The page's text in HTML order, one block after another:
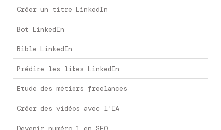
Créer un titre LinkedIn
Bot LinkedIn
Bible LinkedIn
Prédire les likes LinkedIn
Etude des métiers freelances
Créer des vidéos avec l'IA
Devenir numéro 1 en SEO